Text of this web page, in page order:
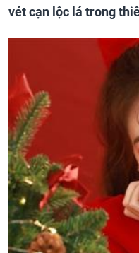
vét cạn lộc lá trong